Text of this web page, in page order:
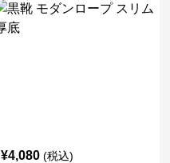
¥4,080 (税込)